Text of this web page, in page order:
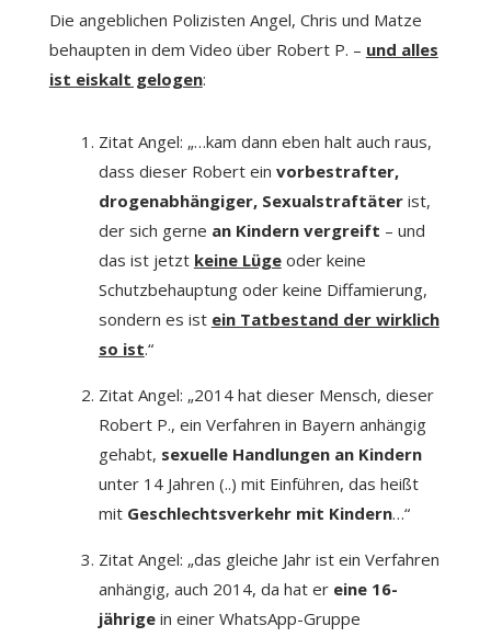
Die angeblichen Polizisten Angel, Chris und Matze
behaupten in dem Video über Robert P. – und alles
ist eiskalt gelogen:
Zitat Angel: „…kam dann eben halt auch raus,
dass dieser Robert ein vorbestrafter,
drogenabhängiger, Sexualstraftäterist,
der sich gerne an Kindern vergreift – und
das ist jetzt keine Lügeoder keine
Schutzbehauptung oder keine Diffamierung,
sondern es ist ein Tatbestand der wirklich
so ist.“
Zitat Angel: „2014 hat dieser Mensch, dieser
Robert P., ein Verfahren in Bayern anhängig
gehabt, sexuelle Handlungen an Kindern
unter 14 Jahren (..) mit Einführen, das heißt
mit Geschlechtsverkehr mit Kindern…“
Zitat Angel: „das gleiche Jahr ist ein Verfahren
anhängig, auch 2014, da hat er eine 16-
jährigein einer WhatsApp-Gruppe